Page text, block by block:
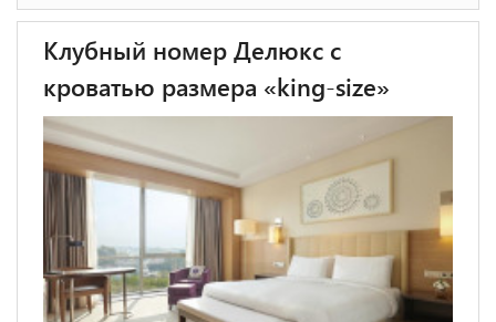
Клубный номер Делюкс с
кроватью размера «king-size»